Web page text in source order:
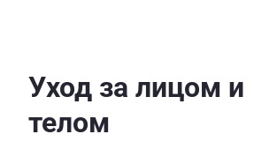
Уход за лицом и
телом